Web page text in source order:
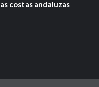
costas andaluzas